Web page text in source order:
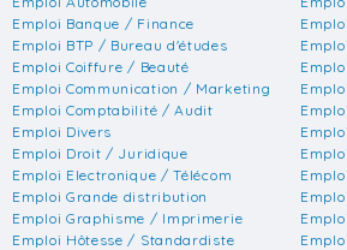
Emploi Banque / Finance
Emploi BTP / Bureau d'études
Emploi Coiffure / Beauté
Emploi Communication / Marketing
Emploi Comptabilité / Audit
Emploi Divers
Emploi Droit / Juridique
Emploi Electronique / Télécom
Emploi Grande distribution
Emploi Graphisme / Imprimerie
Emploi Hôtesse / Standardiste